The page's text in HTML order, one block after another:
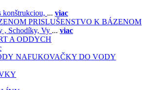
konštrukciou, ... viac
PRISLUŠENSTVO K BÁZENOM
, Schodíky, Vy ... viac
A ODDYCH
NAFUKOVAČKY DO VODY